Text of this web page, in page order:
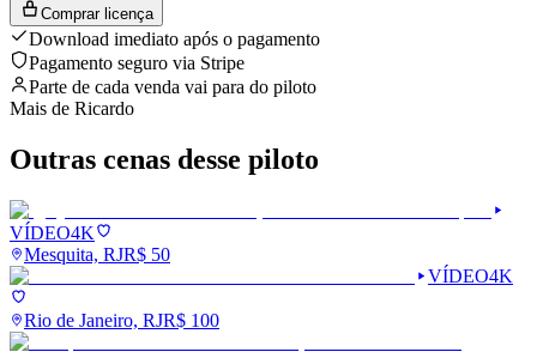
Comprar licença
Download imediato após o pagamento
Pagamento seguro via Stripe
Parte de cada venda vai para do piloto
Mais de Ricardo
Outras cenas desse piloto
VÍDEO4K
Mesquita, RJR$ 50
VÍDEO4K
Rio de Janeiro, RJR$ 100